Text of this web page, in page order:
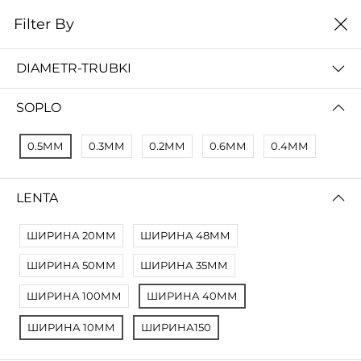
0
No Results
Not Found Filters1
Not Found Filters2
Filter By
DIAMETR-TRUBKI
SOPLO
0.5ММ 0.3ММ 0.2ММ 0.6ММ 0.4ММ
LENTA
ШИРИНА 20ММ ШИРИНА 48ММ
ШИРИНА 50ММ ШИРИНА 35ММ
ШИРИНА 100ММ ШИРИНА 40ММ
ШИРИНА 10ММ ШИРИНА150